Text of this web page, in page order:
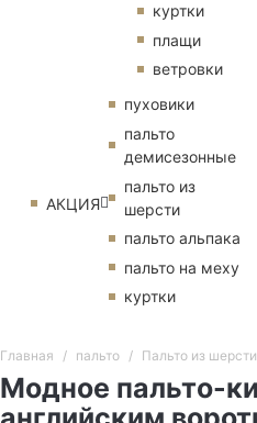
куртки
плащи
ветровки
АКЦИЯ
пуховики
пальто
демисезонные
пальто из
шерсти
пальто альпака
пальто на меху
куртки
Главная пальто Пальто из шерсти
Модное пальто-